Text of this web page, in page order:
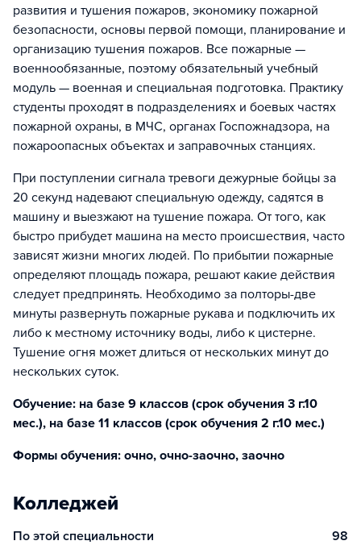
развития и тушения пожаров, экономику пожарной
безопасности, основы первой помощи, планирование и
организацию тушения пожаров. Все пожарные —
военнообязанные, поэтому обязательный учебный
модуль — военная и специальная подготовка. Практику
студенты проходят в подразделениях и боевых частях
пожарной охраны, в МЧС, органах Госпожнадзора, на
пожароопасных объектах и заправочных станциях.
При поступлении сигнала тревоги дежурные бойцы за
20 секунд надевают специальную одежду, садятся в
машину и выезжают на тушение пожара. От того, как
быстро прибудет машина на место происшествия, часто
зависят жизни многих людей. По прибытии пожарные
определяют площадь пожара, решают какие действия
следует предпринять. Необходимо за полторы-две
минуты развернуть пожарные рукава и подключить их
либо к местному источнику воды, либо к цистерне.
Тушение огня может длиться от нескольких минут до
нескольких суток.
Обучение: на базе 9 классов (срок обучения 3 г.10
мес.), на базе 11 классов (срок обучения 2 г.10 мес.)
Формы обучения: очно, очно-заочно, заочно
Колледжей
По этой специальности 98